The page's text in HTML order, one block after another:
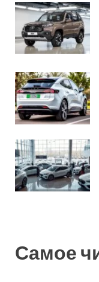
Самое